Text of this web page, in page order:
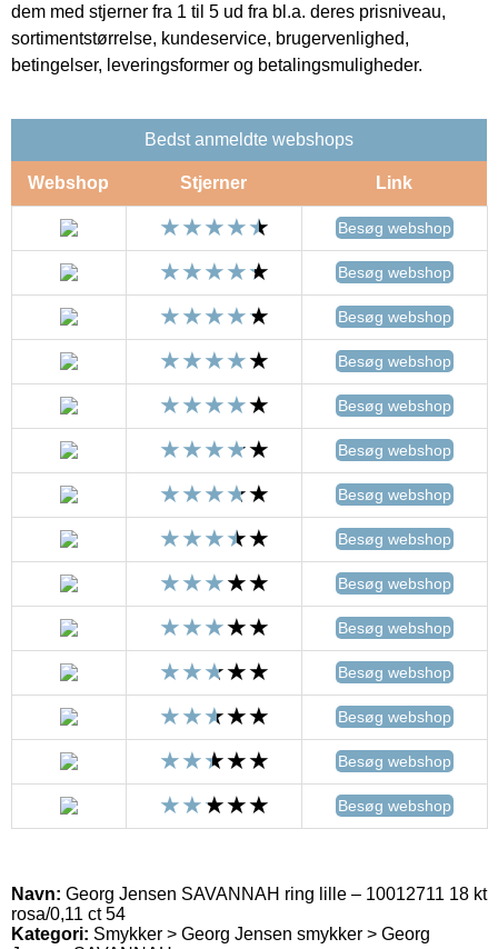
dem med stjerner fra 1 til 5 ud fra bl.a. deres prisniveau,
sortimentstørrelse, kundeservice, brugervenlighed,
betingelser, leveringsformer og betalingsmuligheder.
Bedst anmeldte webshops
Webshop Stjerner Link
Besøg webshop
Besøg webshop
Besøg webshop
Besøg webshop
Besøg webshop
Besøg webshop
Besøg webshop
Besøg webshop
Besøg webshop
Besøg webshop
Besøg webshop
Besøg webshop
Besøg webshop
Besøg webshop
Navn: Georg Jensen SAVANNAH ring lille – 10012711 18 kt
rosa/0,11 ct 54
Kategori: Smykker > Georg Jensen smykker > Georg